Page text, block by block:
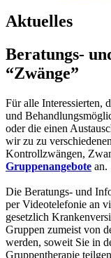
Aktuelles
Beratungs-
“Zwänge”
Für alle Interessierten,
und
oder die einen
wir zu zu
Kontrollzwängen,
Gruppenangebote an.
Die Beratungs- und
per Videotelefonie an
gesetzlich
Gruppen zumeist von
werden, soweit Sie in
Gruppentherapie